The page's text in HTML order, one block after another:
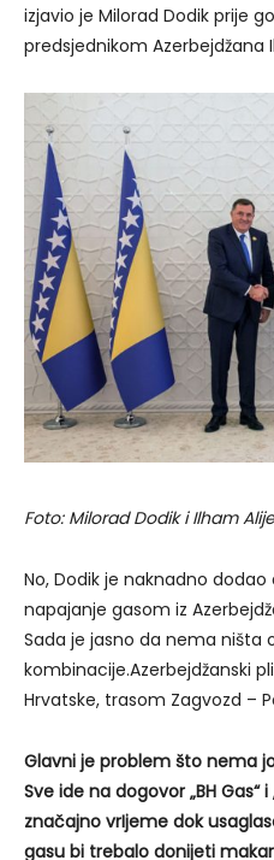
izjavio je Milorad Dodik prije
predsjednikom Azerbejdžana
Foto: Milorad Dodik i Ilham
No, Dodik je naknadno
napajanje gasom iz
Sada je jasno da nema ništa
kombinacije.Azerbejdžanski
Hrvatske, trasom Zagvozd –
Glavni je problem što nema
Sve ide na dogovor „BH Gas“
značajno vrIjeme dok
gasu bi trebalo donijeti